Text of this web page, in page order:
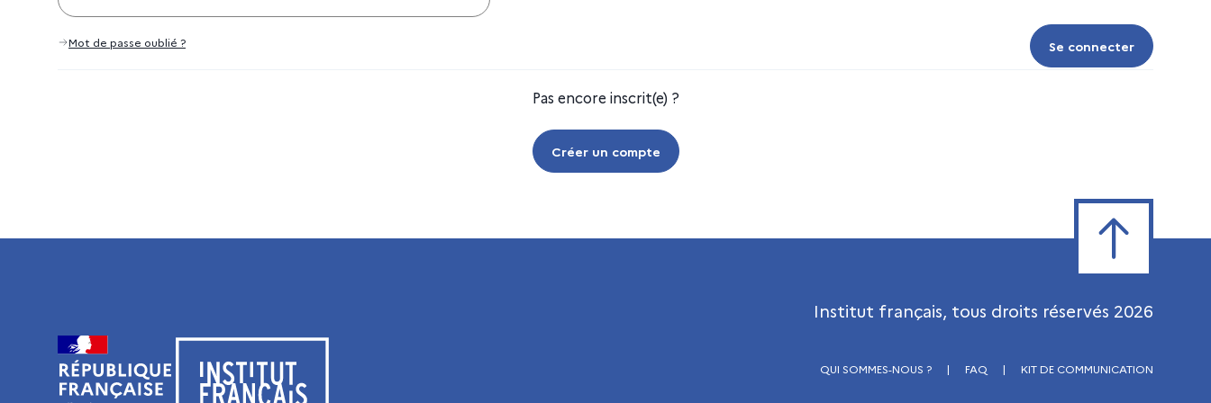
Se connecter
Se connecter
Mot de passe oublié ?
Pas encore inscrit(e) ?
Créer un compte
Visiter le site de l’Institut français
Institut français, tous droits réservés 2026
QUI SOMMES-NOUS ? | FAQ | KIT DE COMMUNICATION